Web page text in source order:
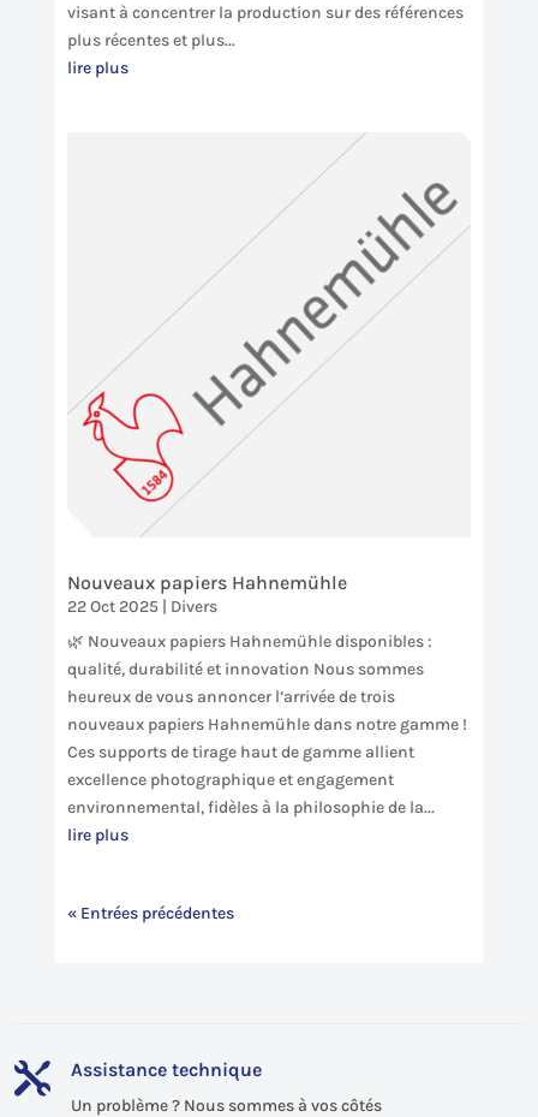
visant à concentrer la production sur des références
plus récentes et plus...
lire plus
Nouveaux papiers Hahnemühle
22 Oct 2025| Divers
🌿 Nouveaux papiers Hahnemühle disponibles :
qualité, durabilité et innovation Nous sommes
heureux de vous annoncer l’arrivée de trois
nouveaux papiers Hahnemühle dans notre gamme !
Ces supports de tirage haut de gamme allient
excellence photographique et engagement
environnemental, fidèles à la philosophie de la...
lire plus
« Entrées précédentes
 Assistance technique
Un problème ? Nous sommes à vos côtés